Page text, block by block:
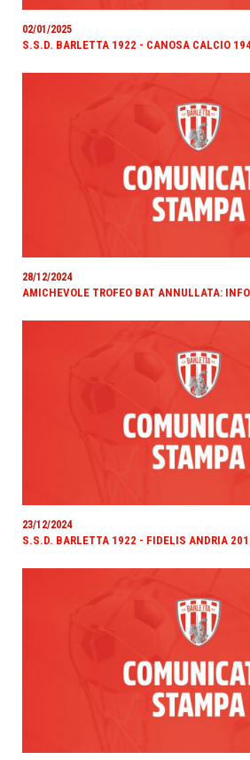
02/01/2025
S.S.D. BARLETTA 1922 - CANOSA CALCIO
28/12/2024
AMICHEVOLE TROFEO BAT ANNULLATA:
23/12/2024
S.S.D. BARLETTA 1922 - FIDELIS ANDRIA